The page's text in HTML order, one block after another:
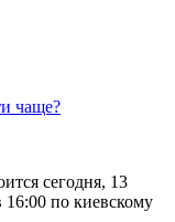
чаще?
сегодня, 13
16:00 по киевскому